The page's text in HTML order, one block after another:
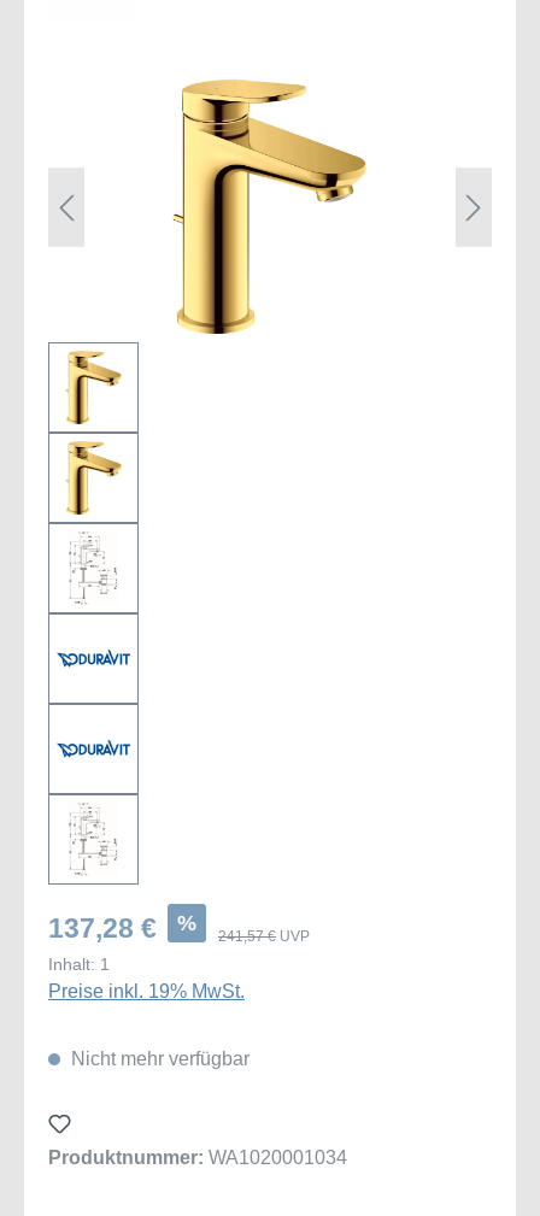
Bildergalerie überspringen
137,28 € %
241,57 € UVP
Inhalt: 1
Preise inkl. 19% MwSt.
Nicht mehr verfügbar
Produktnummer: WA1020001034